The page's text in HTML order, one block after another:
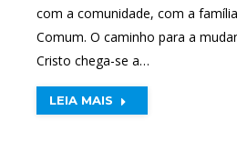
com a comunidade, com a
Comum. O caminho para a
Cristo chega-se a…
LEIA MAIS